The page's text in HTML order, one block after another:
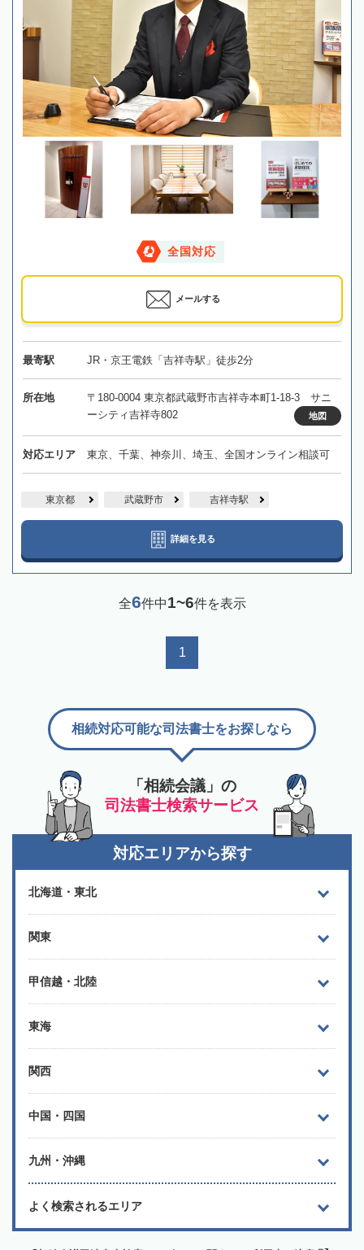
全国対応
メールする
最寄駅 JR・京王電鉄「吉祥寺駅」徒歩2分
所在地
〒180-0004 東京都武蔵野市吉祥寺本町1-18-3 サニ
ーシティ吉祥寺802
地図
対応エリア 東京、千葉、神奈川、埼玉、全国オンライン相談可
東京都 武蔵野市 吉祥寺駅
詳細を見る
全6件中1~6件を表示
1
「相続会議」の
司法書士検索サービス
相続対応可能な司法書士をお探しなら
対応エリアから探す
北海道・東北
関東
甲信越・北陸
東海
関西
中国・四国
九州・沖縄
よく検索されるエリア